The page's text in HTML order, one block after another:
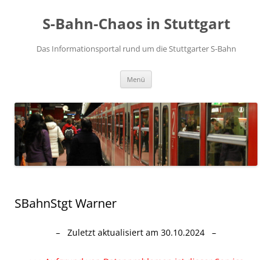
S-Bahn-Chaos in Stuttgart
Das Informationsportal rund um die Stuttgarter S-Bahn
Menü
SBahnStgt Warner
– Zuletzt aktualisiert am 30.10.2024 –